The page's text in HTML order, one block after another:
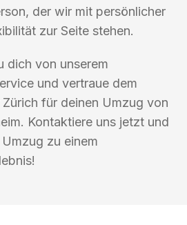
der wir mit persönlicher
zur Seite stehen.
dich von unserem
und vertraue dem
für deinen Umzug von
Kontaktiere uns jetzt und
zu einem